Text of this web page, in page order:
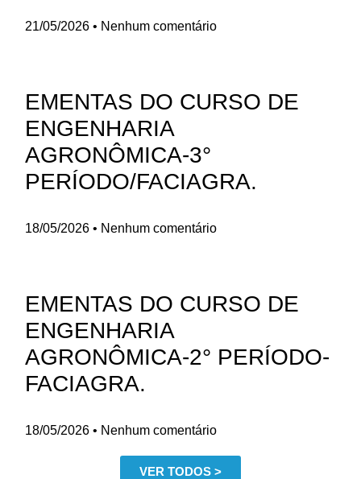
21/05/2026 Nenhum comentário
EMENTAS DO CURSO DE
ENGENHARIA
AGRONÔMICA-3°
PERÍODO/FACIAGRA.
18/05/2026 Nenhum comentário
EMENTAS DO CURSO DE
ENGENHARIA
AGRONÔMICA-2° PERÍODO-
FACIAGRA.
18/05/2026 Nenhum comentário
VER TODOS >